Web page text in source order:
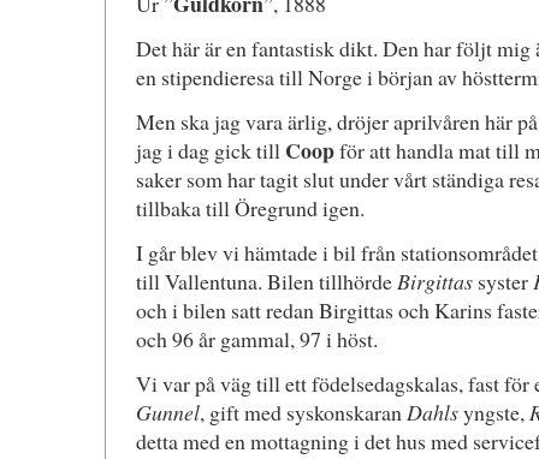
Det här är en fantastisk dikt. Den har följt mig
en stipendieresa till Norge i början av
Men ska jag vara ärlig, dröjer aprilvåren här
jag i dag gick till Coopför att handla mat till
saker som har tagit slut under vårt ständiga
tillbaka till Öregrund igen.
I går blev vi hämtade i bil från
till Vallentuna. Bilen tillhördeBirgittassyster
och i bilen satt redan Birgittas och Karins
och 96 år gammal, 97 i höst.
Vi var på väg till ett födelsedagskalas, fast för
Gunnel, gift med syskonskaranDahlsyngste,
detta med en mottagning i det hus med